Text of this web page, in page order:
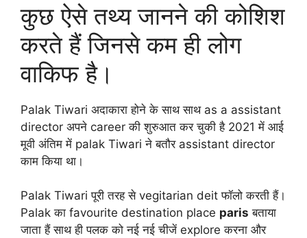
कुछ ऐसे तथ्य जानने की कोशिश
करते हैं जिनसे कम ही लोग
वाकिफ है।
Palak Tiwari अदाकारा होने के साथ साथ as a assistant
director अपने career की शुरुआत कर चुकी है 2021 में आई
मूवी अंतिम में palak Tiwari ने बतौर assistant director
काम किया था।
Palak Tiwari पूरी तरह से vegitarian deit फॉलो करती हैं।
Palak का favourite destination place paris बताया
जाता हैं साथ ही पलक को नई नई चीजें explore करना और